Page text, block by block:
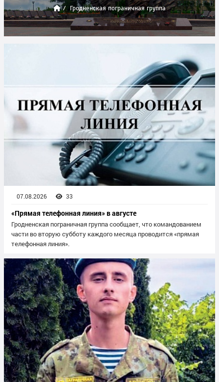
Гродненская пограничная группа
07.08.2026 33
«Прямая телефонная линия» в августе
Гродненская пограничная группа сообщает, что командованием
части во вторую субботу каждого месяца проводится «прямая
телефонная линия».